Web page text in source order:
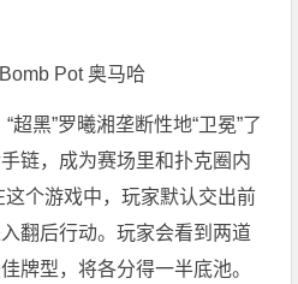
Pot 奥马哈
超黑”罗曦湘垄断性地“卫冕”了
链，成为赛场里和扑克圈内
个游戏中，玩家默认交出前
翻后行动。玩家会看到两道
牌型，将各分得一半底池。